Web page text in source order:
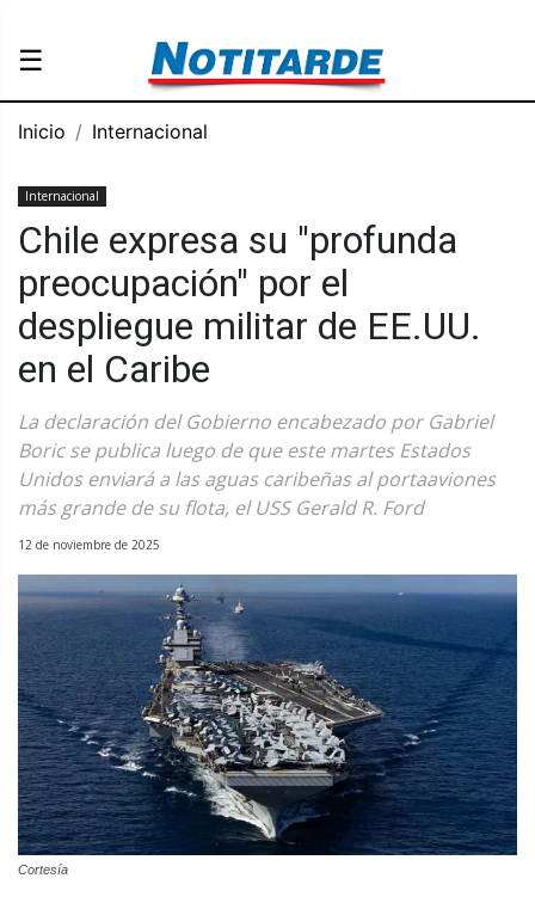
☰
Inicio Internacional
Internacional
Chile expresa su "profunda
preocupación" por el
despliegue militar de EE.UU.
en el Caribe
La declaración del Gobierno encabezado por Gabriel
Boric se publica luego de que este martes Estados
Unidos enviará a las aguas caribeñas al portaaviones
más grande de su flota, el USS Gerald R. Ford
12 de noviembre de 2025
Cortesía